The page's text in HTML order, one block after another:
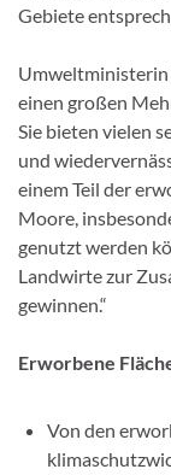
Gebiete
Umweltministerin
einen großen
Sie bieten vielen
und
einem Teil der
Moore,
genutzt werden
Landwirte zur
gewinnen.“
Erworbene
Von den